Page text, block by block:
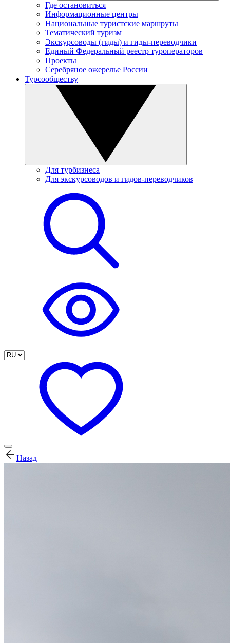
Где остановиться
Информационные центры
Национальные туристские маршруты
Тематический туризм
Экскурсоводы (гиды) и гиды-переводчики
Единый Федеральный реестр туроператоров
Проекты
Серебряное ожерелье России
Турсообществу
Для турбизнеса
Для экскурсоводов и гидов-переводчиков
Назад